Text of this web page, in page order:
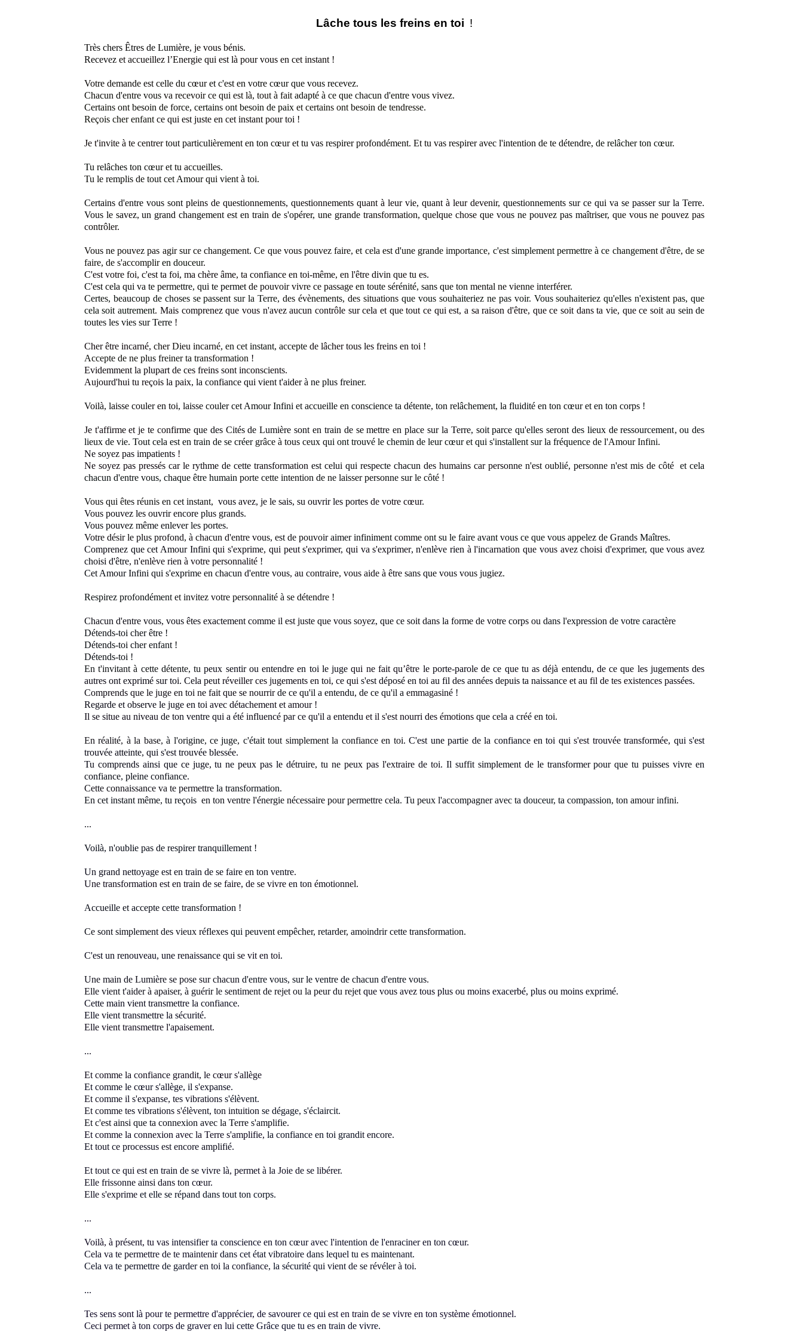
Lâche tous les freins en toi !
Très chers Êtres de Lumière, je vous bénis.
Recevez et accueillez l’Energie qui est là pour vous en cet instant !
Votre demande est celle du cœuret c'est en votre cœur que vous recevez.
Chacun d'entre vous va recevoir ce qui est là, tout à fait adapté à ce que chacun d'entre vous vivez.
Certains ont besoin de force, certains ont besoin de paixet certains ont besoin de tendresse.
Reçois cher enfantce qui est juste en cet instant pour toi !
Je t'invite à te centrertout particulièrement en ton cœur et tu vas respirer profondément. Et tu vas respirer avec l'intention de te détendre, de relâcher ton cœur.
Tu relâches ton cœur et tu accueilles.
Tu le remplis de tout cet Amour qui vient à toi.
Certains d'entre vous sont pleins de questionnements, questionnements quant à leur vie, quant à leur devenir,questionnements sur ce qui va se passer sur la Terre.
Vous le savez, un grand changement est en train de s'opérer, une grande transformation, quelque chose que vous ne pouvez pas maîtriser, que vous ne pouvez pas
contrôler.
Vous ne pouvez pas agir sur ce changement. Ce que vous pouvez faire,et cela est d'une grande importance, c'est simplement permettre à ce changement d'être, de se
faire, de s'accompliren douceur.
C'est votre foi, c'est ta foi, ma chère âme, ta confiance en toi-même, en l'être divin que tu es.
C'est cela qui va te permettre, qui te permet de pouvoir vivre ce passage en toute sérénité, sans que ton mental ne vienne interférer.
Certes, beaucoup de choses se passent sur la Terre, des évènements, des situations que vous souhaiteriez ne pas voir. Vous souhaiteriez qu'elles n'existent pas, que
cela soit autrement. Mais comprenez que vous n'avez aucun contrôle sur cela et que tout ce qui est, a sa raison d'être, que ce soit dans ta vie, que ce soit au sein de
toutes les vies sur Terre!
Cher être incarné, cher Dieu incarné, en cet instant, accepte de lâcher tous les freins en toi !
Accepte de ne plus freiner ta transformation !
Evidemment la plupart de ces freins sont inconscients.
Aujourd'hui tu reçois la paix, la confiance qui vient t'aider à ne plus freiner.
Voilà, laisse couler en toi, laisse couler cet Amour Infini et accueille en conscience ta détente, ton relâchement, la fluidité en ton cœur et en ton corps !
Je t'affirme et je te confirme que des Cités de Lumière sont en train de se mettre en place sur la Terre, soit parce qu'elles seront des lieux de ressourcement, ou des
lieux de vie. Tout cela est en train de se créer grâce à tous ceux qui ont trouvé le chemin de leur cœuret qui s'installent sur la fréquence de l'Amour Infini.
Ne soyez pas impatients !
Ne soyez pas pressés car le rythme de cette transformation est celui qui respecte chacundes humains car personnen'est oublié, personne n'est mis de côté et cela
chacun d'entre vous, chaque être humain porte cette intention de ne laisser personne sur le côté!
Vous qui êtes réunis en cet instant, vous avez, je le sais, su ouvrir les portes de votre cœur.
Vous pouvez les ouvrir encore plus grands.
Vous pouvez même enlever les portes.
Votre désir le plus profond, à chacun d'entre vous, est de pouvoir aimer infiniment comme ont su le faire avant vous ce que vous appelez de Grands Maîtres.
Comprenez que cet Amour Infiniqui s'exprime, qui peut s'exprimer, qui va s'exprimer, n'enlève rien à l'incarnation que vous avez choisid'exprimer, que vous avez
choisi d'être, n'enlève rien à votre personnalité!
Cet Amour Infini qui s'exprime en chacun d'entre vous, au contraire, vous aide à être sans que vous vous jugiez.
Respirez profondément et invitez votre personnalité à se détendre !
Chacun d'entre vous, vous êtes exactement comme il est juste que vous soyez, que ce soit dans la forme de votre corps ou dans l'expression de votre caractère
Détends-toi cher être !
Détends-toi cher enfant !
Détends-toi !
En t'invitant à cette détente, tupeux sentir ou entendre en toi le jugequi ne fait qu’être le porte-parole de ce que tu as déjà entendu, de ce que les jugements des
autres ont exprimé sur toi. Cela peut réveiller ces jugements en toi, ce qui s'est déposé en toi au fil des années depuis ta naissance et au fil de tes existences passées.
Comprends que le juge en toi ne fait que se nourrirde ce qu'il a entendu, de ce qu'il a emmagasiné!
Regarde et observe le juge en toi avec détachement et amour !
Il se situe au niveau de ton ventrequi a été influencé par ce qu'il a entendu et il s'est nourri des émotions que cela a créé en toi.
En réalité, à la base,à l'origine, ce juge, c'étaittout simplement la confiance en toi. C'est une partie de la confiance en toi qui s'est trouvée transformée, qui s'est
trouvée atteinte, qui s'est trouvée blessée.
Tu comprends ainsi que ce juge, tu ne peux pas le détruire, tu ne peux pas l'extraire de toi. Il suffit simplement de le transformerpour que tu puisses vivre en
confiance, pleine confiance.
Cette connaissance va te permettre la transformation.
En cet instant même, tu reçois en ton ventre l'énergie nécessaire pour permettre cela. Tu peux l'accompagner avec ta douceur, ta compassion, ton amour infini.
...
Voilà, n'oublie pas de respirer tranquillement !
Un grand nettoyage est en train de se faire en ton ventre.
Une transformation est en train de se faire, de se vivre en ton émotionnel.
Accueille et accepte cette transformation !
Ce sont simplement des vieux réflexes qui peuvent empêcher, retarder, amoindrir cette transformation.
C'est un renouveau, une renaissancequi se vit en toi.
Une main de Lumière se pose sur chacun d'entre vous, sur le ventre de chacun d'entre vous.
Elle vient t'aider à apaiser, à guérir le sentiment de rejet ou la peur du rejet que vous avez tous plus ou moins exacerbé, plus ou moins exprimé.
Cette main vient transmettre la confiance.
Elle vient transmettre la sécurité.
Elle vient transmettre l'apaisement.
...
Et comme la confiance grandit, le cœur s'allège
Et comme le cœur s'allège, il s'expanse.
Et comme il s'expanse, tes vibrations s'élèvent.
Et comme tes vibrations s'élèvent, ton intuition se dégage, s'éclaircit.
Et c'est ainsi que ta connexion avec la Terre s'amplifie.
Et comme la connexion avec la Terre s'amplifie, la confiance en toi grandit encore.
Et tout ce processus est encore amplifié.
Et tout ce qui est en train de se vivre là, permet à la Joie de se libérer.
Elle frissonne ainsi dans ton cœur.
Elle s'exprimeet elle se répand dans tout ton corps.
...
Voilà, à présent, tu vas intensifier ta conscience en ton cœuravec l'intention de l'enraciner en ton cœur.
Cela va te permettre de te maintenirdans cet état vibratoire dans lequel tu es maintenant.
Cela va te permettre de garder en toi la confiance, la sécuritéqui vient de se révéler à toi.
...
Tes sens sont là pour te permettre d'apprécier, de savourer ce qui est en train de se vivre en ton système émotionnel.
Ceci permet à ton corps de graver en lui cette Grâce que tu es en train de vivre.